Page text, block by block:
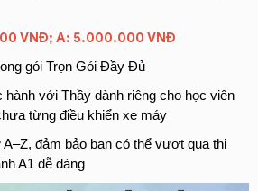
VNĐ; A: 5.000.000 VNĐ
gói Trọn Gói Đầy Đủ
hành với Thầy dành riêng cho học viên
từng điều khiển xe máy
đảm bảo bạn có thể vượt qua thi
A1 dễ dàng